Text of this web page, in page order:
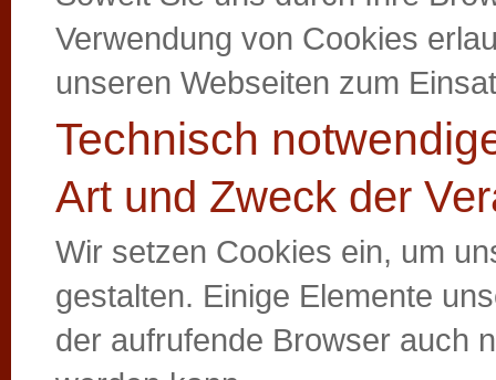
Verwendung von Cookies
unseren Webseiten zum
Technisch
Art und Zweck der
Wir setzen Cookies ein, um
gestalten. Einige Elemente
der aufrufende Browser auch